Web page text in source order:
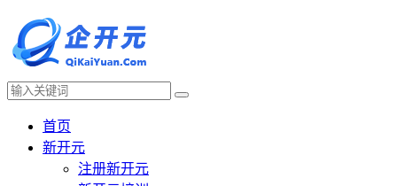
首页
新开元
注册新开元